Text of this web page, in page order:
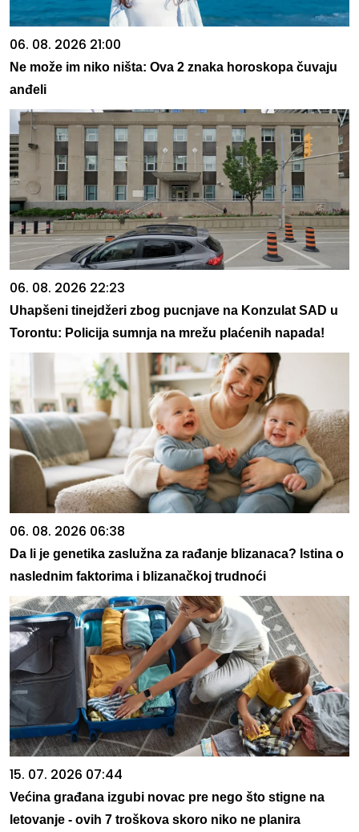
06. 08. 2026 21:00
Ne može im niko ništa: Ova 2 znaka horoskopa čuvaju
anđeli
06. 08. 2026 22:23
Uhapšeni tinejdžeri zbog pucnjave na Konzulat SAD u
Torontu: Policija sumnja na mrežu plaćenih napada!
06. 08. 2026 06:38
Da li je genetika zaslužna za rađanje blizanaca? Istina o
naslednim faktorima i blizanačkoj trudnoći
15. 07. 2026 07:44
Većina građana izgubi novac pre nego što stigne na
letovanje - ovih 7 troškova skoro niko ne planira